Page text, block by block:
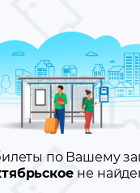
по Вашему
не